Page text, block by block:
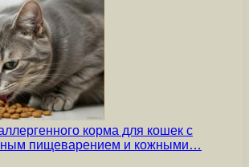
корма для кошек с
пищеварением и кожными…